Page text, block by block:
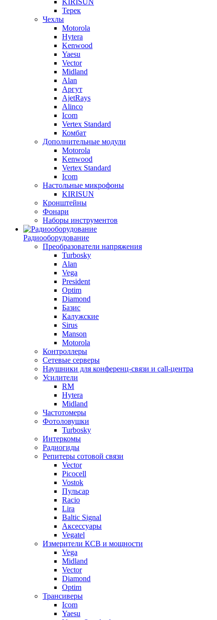
KIRISUN
Терек
Чехлы
Motorola
Hytera
Kenwood
Yaesu
Vector
Midland
Alan
Аргут
AjetRays
Alinco
Icom
Vertex Standard
Комбат
Дополнительные модули
Motorola
Kenwood
Vertex Standard
Icom
Настольные микрофоны
KIRISUN
Кронштейны
Фонари
Наборы инструментов
Радиооборудование
Преобразователи напряжения
Turbosky
Alan
Vega
President
Optim
Diamond
Базис
Калужские
Sirus
Manson
Motorola
Контроллеры
Сетевые серверы
Наушники для конференц-связи и call-центра
Усилители
RM
Hytera
Midland
Частотомеры
Фотоловушки
Turbosky
Интеркомы
Радиогиды
Репитеры сотовой связи
Vector
Picocell
Vostok
Пульсар
Racio
Lira
Baltic Signal
Аксессуары
Vegatel
Измерители КСВ и мощности
Vega
Midland
Vector
Diamond
Optim
Трансиверы
Icom
Yaesu